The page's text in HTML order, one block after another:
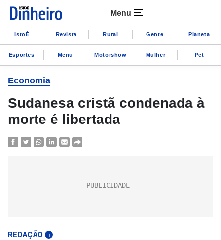
Menu
IstoÉ Revista Rural Gente Planeta
Esportes Menu Motorshow Mulher Pet
Economia
Sudanesa cristã condenada à
morte é libertada
REDAÇÃO i